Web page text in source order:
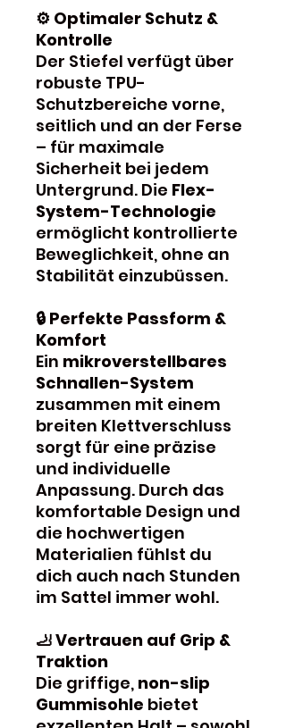
⚙️ Optimaler Schutz &
Kontrolle
Der Stiefel verfügt über
robuste TPU-
Schutzbereiche vorne,
seitlich und an der Ferse
– für maximale
Sicherheit bei jedem
Untergrund. Die Flex-
System-Technologie
ermöglicht kontrollierte
Beweglichkeit, ohne an
Stabilität einzubüssen.
🔒 Perfekte Passform &
Komfort
Ein mikroverstellbares
Schnallen-System
zusammen mit einem
breiten Klettverschluss
sorgt für eine präzise
und individuelle
Anpassung. Durch das
komfortable Design und
die hochwertigen
Materialien fühlst du
dich auch nach Stunden
im Sattel immer wohl.
🦶 Vertrauen auf Grip &
Traktion
Die griffige, non-slip
Gummisohle bietet